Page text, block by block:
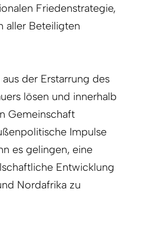
Friedenstrategie,
aller Beteiligten
der Erstarrung des
lösen und innerhalb
Gemeinschaft
Impulse
es gelingen, eine
Entwicklung
Nordafrika zu